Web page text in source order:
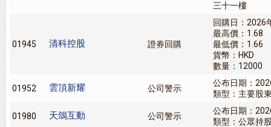
三十一樓
01945 清科控股 證券回購
回購日：2026
最高價：1.68
最低價：1.66
貨幣：HKD
數量：12000
01952 雲頂新耀 公司警示
公布日期：
類型：主要股
01980 天鴿互動 公司警示
公布日期：
類型：公眾持